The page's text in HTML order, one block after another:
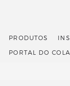
PRODUTOS
PORTAL DO